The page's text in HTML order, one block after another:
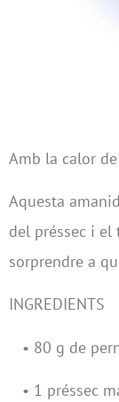
Amb la calor
Aquesta
del préssec i
sorprendre a
INGREDIENTS
• 80 g de
• 1 préssec